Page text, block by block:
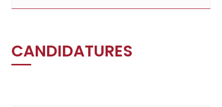
CANDIDATURES